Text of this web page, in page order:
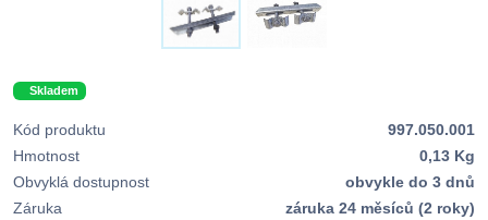
Skladem
Kód produktu
997.050.001
Hmotnost
0,13 Kg
Obvyklá dostupnost
obvykle do 3 dnů
Záruka
záruka 24 měsíců (2 roky)